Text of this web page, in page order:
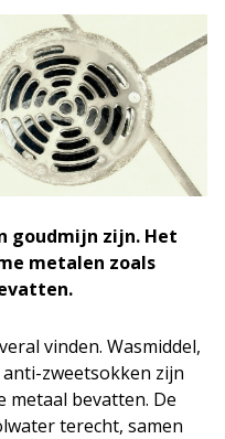
goudmijn zijn. Het
metalen zoals
vinden. Wasmiddel,
zweetsokken zijn
metaal bevatten. De
terecht, samen